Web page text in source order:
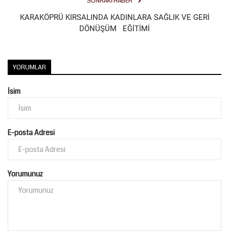
KARAKÖPRÜ KIRSALINDA KADINLARA SAĞLIK VE GERİ
DÖNÜŞÜM EĞİTİMİ
YORUMLAR
İsim
E-posta Adresi
Yorumunuz